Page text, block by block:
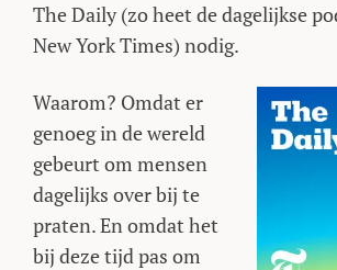
The Daily (zo heet de dagelijkse
New York Times) nodig.
Waarom? Omdat er
genoeg in de wereld
gebeurt om mensen
dagelijks over bij te
praten. En omdat het
bij deze tijd pas om